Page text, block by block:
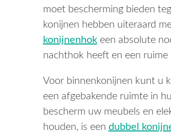
moet bescherming bieden
konijnen hebben uiteraard
konijnenhokeen absolute
nachthok heeft en een
Voor binnenkonijnen kunt u
een afgebakende ruimte in
bescherm uw meubels en
houden, is een dubbel